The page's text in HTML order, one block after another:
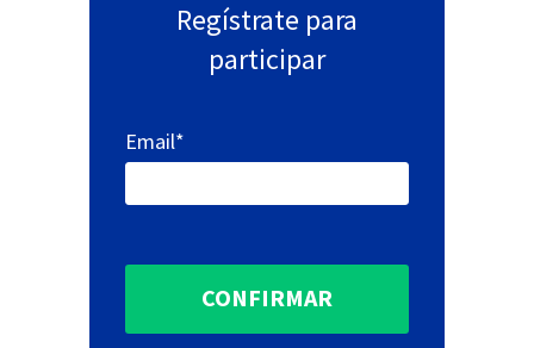
Regístrate para
participar
Email*